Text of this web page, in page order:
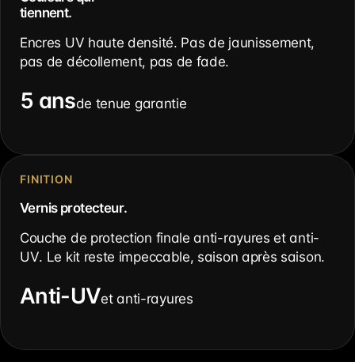
tiennent.
Encres UV haute densité. Pas de jaunissement,
pas de décollement, pas de fade.
5 ansde tenue garantie
FINITION
Vernis protecteur.
Couche de protection finale anti-rayures et anti-
UV. Le kit reste impeccable, saison après saison.
Anti-UVet anti-rayures